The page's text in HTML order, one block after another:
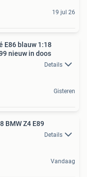
19 jul 26
E86 blauw 1:18
nieuw in doos
Details
Gisteren
BMW Z4 E89
Details
Vandaag